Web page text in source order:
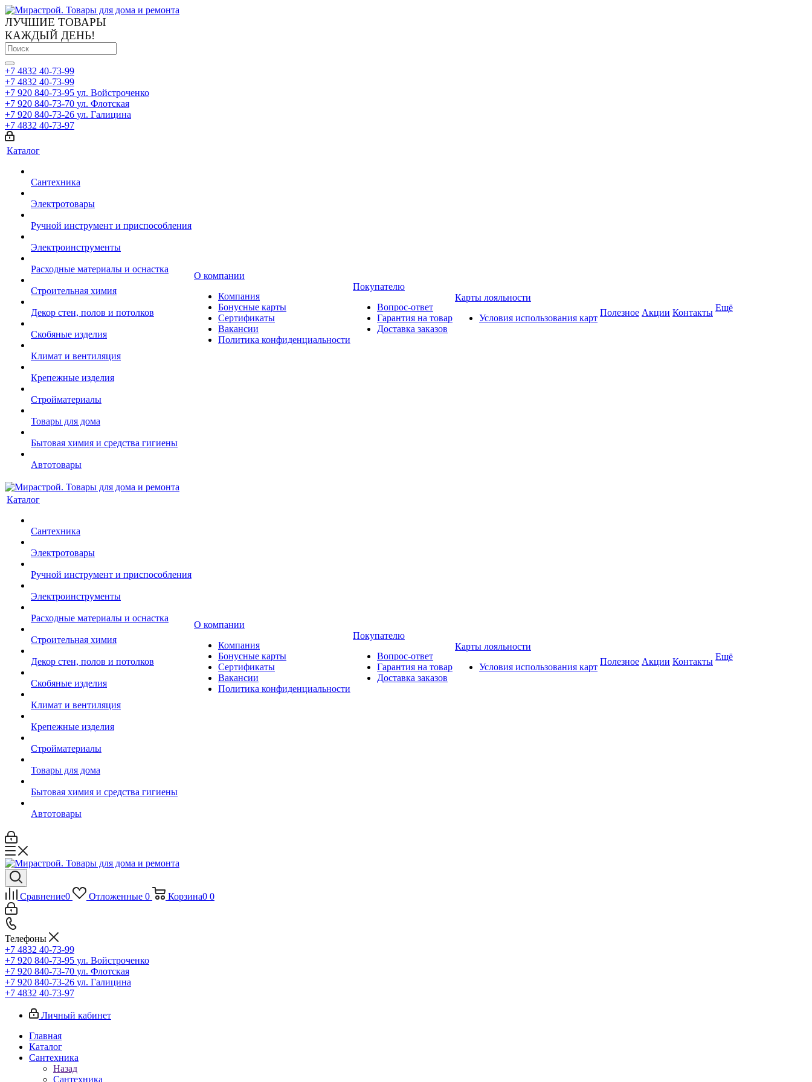
ЛУЧШИЕ ТОВАРЫ
КАЖДЫЙ ДЕНЬ!
+7 4832 40-73-99
+7 4832 40-73-99
+7 920 840-73-95 ул. Войстроченко
+7 920 840-73-70 ул. Флотская
+7 920 840-73-26 ул. Галицина
+7 4832 40-73-97
Каталог
Сантехника
Электротовары
Ручной инструмент и приспособления
Электроинструменты
Расходные материалы и оснастка
Строительная химия
Декор стен, полов и потолков
Скобяные изделия
Климат и вентиляция
Крепежные изделия
Стройматериалы
Товары для дома
Бытовая химия и средства гигиены
Автотовары
О компании
Компания
Бонусные карты
Сертификаты
Вакансии
Политика конфиденциальности
Покупателю
Вопрос-ответ
Гарантия на товар
Доставка заказов
Карты лояльности
Условия использования карт
Полезное Акции Контакты Ещё
Каталог
Сантехника
Электротовары
Ручной инструмент и приспособления
Электроинструменты
Расходные материалы и оснастка
Строительная химия
Декор стен, полов и потолков
Скобяные изделия
Климат и вентиляция
Крепежные изделия
Стройматериалы
Товары для дома
Бытовая химия и средства гигиены
Автотовары
О компании
Компания
Бонусные карты
Сертификаты
Вакансии
Политика конфиденциальности
Покупателю
Вопрос-ответ
Гарантия на товар
Доставка заказов
Карты лояльности
Условия использования карт
Полезное Акции Контакты Ещё
Сравнение0 Отложенные 0 Корзина0 0
Телефоны
+7 4832 40-73-99
+7 920 840-73-95 ул. Войстроченко
+7 920 840-73-70 ул. Флотская
+7 920 840-73-26 ул. Галицина
+7 4832 40-73-97
Личный кабинет
Главная
Каталог
Сантехника
Назад
Сантехника